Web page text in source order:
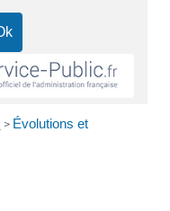
> Évolutions et